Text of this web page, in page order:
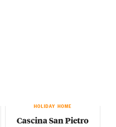
HOLIDAY HOME
Cascina San Pietro